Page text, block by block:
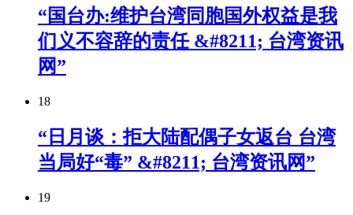
“国台办:维护台湾同胞国外权益是我
们义不容辞的责任 &#8211; 台湾资讯
网”
18
“日月谈：拒大陆配偶子女返台 台湾
当局好“毒” &#8211; 台湾资讯网”
19